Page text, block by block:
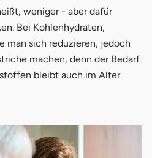
weniger - aber dafür
Bei Kohlenhydraten,
man sich reduzieren, jedoch
machen, denn der Bedarf
bleibt auch im Alter